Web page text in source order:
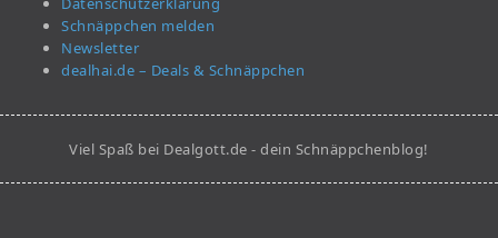
Schnäppchen melden
Newsletter
dealhai.de – Deals & Schnäppchen
Viel Spaß bei Dealgott.de - dein Schnäppchenblog!